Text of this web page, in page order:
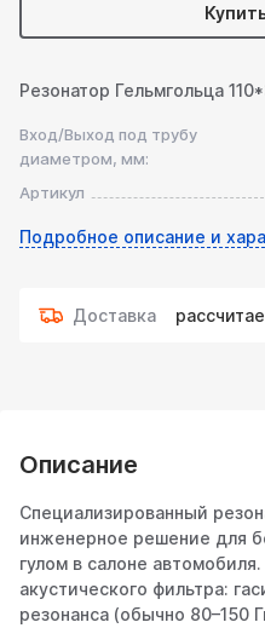
Резонатор Гельмгольца
Вход/Выход под трубу
диаметром, мм:
Артикул
Подробное описание и
Доставка
Описание
Специализированный
инженерное решение для
гулом в салоне
акустического фильтра:
резонанса (обычно 80–150